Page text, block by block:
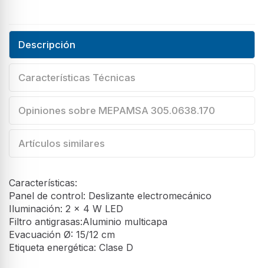
Descripción
Características Técnicas
Opiniones sobre MEPAMSA 305.0638.170
Artículos similares
Características:
Panel de control: Deslizante electromecánico
Iluminación: 2 x 4 W LED
Filtro antigrasas:Aluminio multicapa
Evacuación Ø: 15/12 cm
Etiqueta energética: Clase D